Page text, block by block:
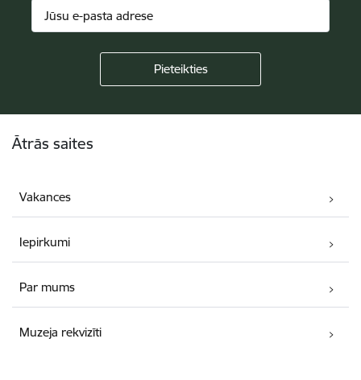
Ātrās saites
Vakances
Iepirkumi
Par mums
Muzeja rekvizīti